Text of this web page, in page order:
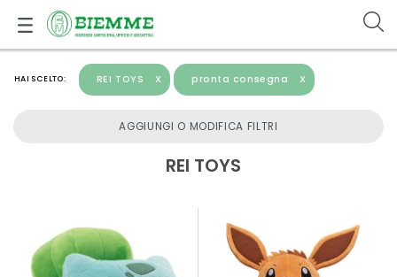
HAI SCELTO: REI TOYS X pronta consegna X
AGGIUNGI O MODIFICA FILTRI
REI TOYS